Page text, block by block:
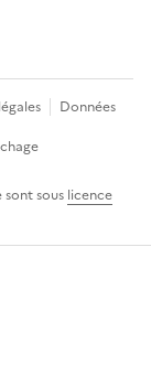
Données
sous licence